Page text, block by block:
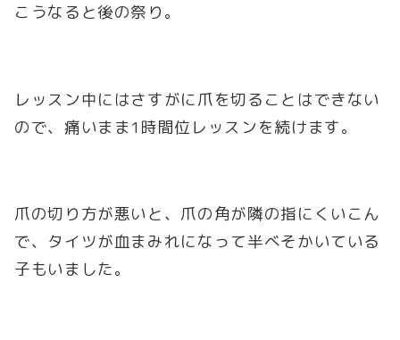
こうなると後の祭り。
レッスン中にはさすがに爪を切ることはできない
ので、痛いまま1時間位レッスンを続けます。
爪の切り方が悪いと、爪の角が隣の指にくいこん
で、タイツが血まみれになって半べそかいている
子もいました。